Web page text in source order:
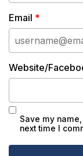
Email *
Website/
Save my
next time I